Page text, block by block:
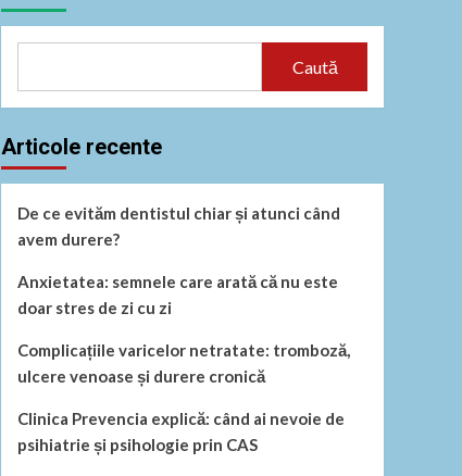
Caută
Articole recente
De ce evităm dentistul chiar și atunci când
avem durere?
Anxietatea: semnele care arată că nu este
doar stres de zi cu zi
Complicațiile varicelor netratate: tromboză,
ulcere venoase și durere cronică
Clinica Prevencia explică: când ai nevoie de
psihiatrie și psihologie prin CAS